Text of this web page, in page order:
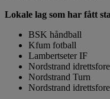
Lokale lag som har fått
BSK håndball
Kfum fotball
Lambertseter IF
Nordstrand
Nordstrand Turn
Nordstrand